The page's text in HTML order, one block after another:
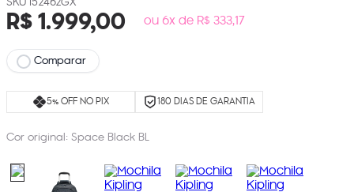
R$1.999,00 ou 6x de R$ 333,17
Comparar
5% OFF NO PIX 180 DIAS DE GARANTIA
Cor original: Space Black BL